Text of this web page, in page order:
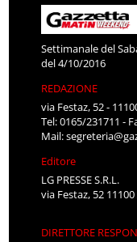
Settimanale del
del 4/10/2016
REDAZIONE
via Festaz, 52 -
Tel: 0165/231711 -
Mail:
Editore
LG PRESSE S.R.L.
via Festaz, 52 11100
DIRETTORE